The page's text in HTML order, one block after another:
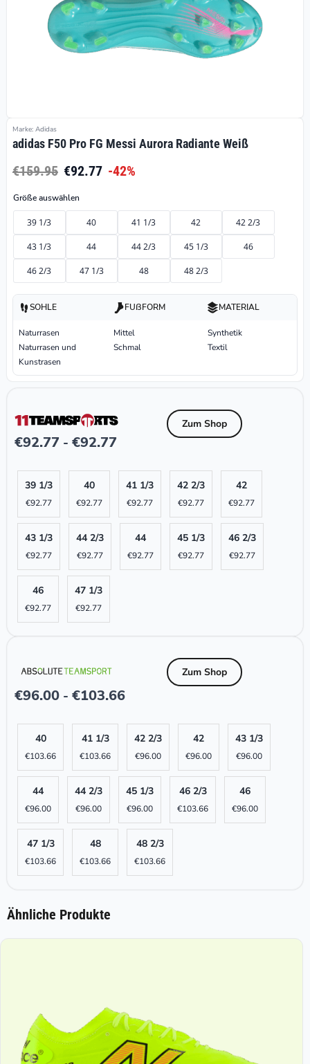
Marke: Adidas
adidas F50 Pro FG Messi Aurora Radiante Weiß
€159.95 €92.77 -42%
Größe auswählen
39 1/3 40 41 1/3 42 42 2/3
43 1/3 44 44 2/3 45 1/3 46
46 2/3 47 1/3 48 48 2/3
SOHLE
Naturrasen
Naturrasen und
Kunstrasen
FUßFORM
Mittel
Schmal
MATERIAL
Synthetik
Textil
€92.77 - €92.77
Zum Shop
39 1/3
€92.77
40
€92.77
41 1/3
€92.77
42 2/3
€92.77
42
€92.77
43 1/3
€92.77
44 2/3
€92.77
44
€92.77
45 1/3
€92.77
46 2/3
€92.77
46
€92.77
47 1/3
€92.77
€96.00 - €103.66
Zum Shop
40
€103.66
41 1/3
€103.66
42 2/3
€96.00
42
€96.00
43 1/3
€96.00
44
€96.00
44 2/3
€96.00
45 1/3
€96.00
46 2/3
€103.66
46
€96.00
47 1/3
€103.66
48
€103.66
48 2/3
€103.66
Ähnliche Produkte